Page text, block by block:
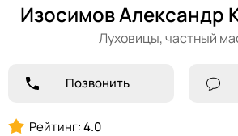
Изосимов Александр
Луховицы,частный
Позвонить
Рейтинг:4.0